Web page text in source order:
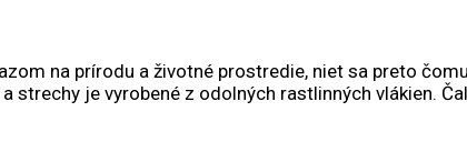
na prírodu a životné prostredie, niet sa preto
strechy je vyrobené z odolných rastlinných vlákien.